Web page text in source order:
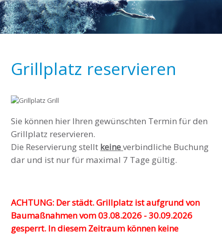
Grillplatz reservieren
Sie können hier Ihren gewünschten Termin für den
Grillplatz reservieren.
Die Reservierung stellt keineverbindliche Buchung
dar und ist nur für maximal 7 Tage gültig.
ACHTUNG: Der städt. Grillplatz ist aufgrund von
Baumaßnahmen vom 03.08.2026 - 30.09.2026
gesperrt. In diesem Zeitraum können keine